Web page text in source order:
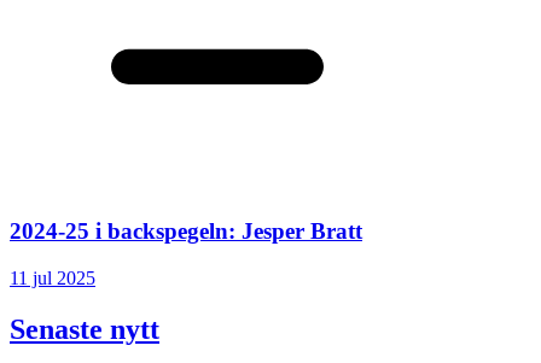
2024-25 i backspegeln: Jesper Bratt
11 jul 2025
Senaste nytt